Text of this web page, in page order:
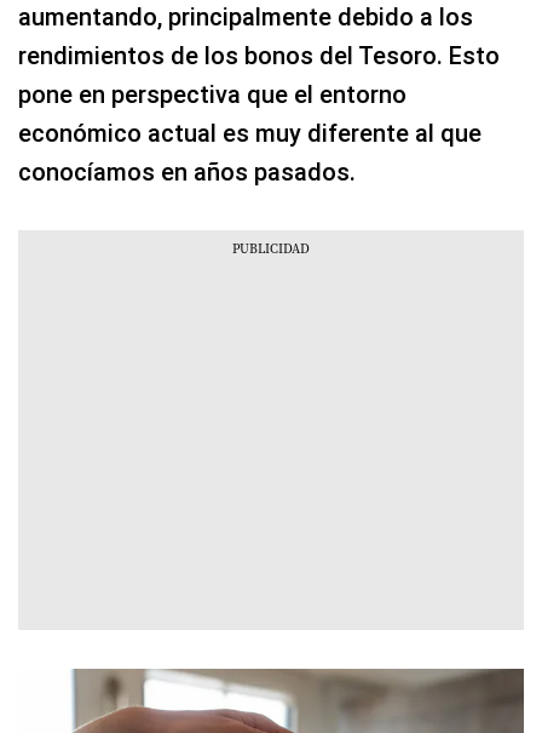
aumentando, principalmente debido a los
rendimientos de los bonos del Tesoro. Esto
pone en perspectiva que el entorno
económico actual es muy diferente al que
conocíamos en años pasados.